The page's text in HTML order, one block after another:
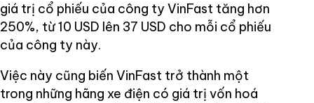
giá trị cổ phiếu của công ty VinFast tăng hơn
250%, từ 10 USD lên 37 USD cho mỗi cổ phiếu
của công ty này.
Việc này cũng biến VinFast trở thành một
trong những hãng xe điện có giá trị vốn hoá